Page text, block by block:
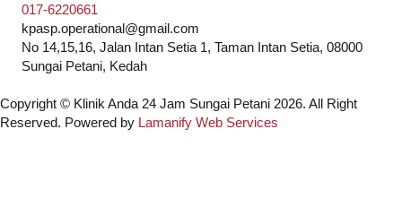
017-6220661
kpasp.operational@gmail.com
No 14,15,16, Jalan Intan Setia 1, Taman Intan Setia, 08000
Sungai Petani, Kedah
Copyright © Klinik Anda 24 Jam Sungai Petani 2026. All Right
Reserved. Powered by Lamanify Web Services